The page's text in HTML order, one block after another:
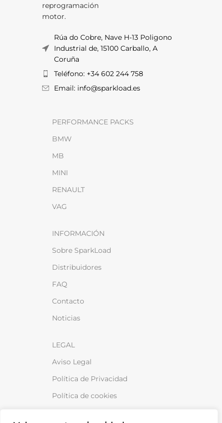
reprogramación
motor.
Rúa do Cobre, Nave H-13 Poligono
Industrial de, 15100 Carballo, A
Coruña
Teléfono: +34 602 244 758
Email: info@sparkload.es
PERFORMANCE PACKS
BMW
MB
MINI
RENAULT
VAG
INFORMACIÓN
Sobre SparkLoad
Distribuidores
FAQ
Contacto
Noticias
LEGAL
Aviso Legal
Política de Privacidad
Política de cookies